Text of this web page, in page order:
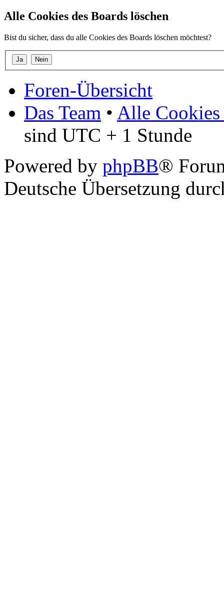
Alle Cookies des Boards löschen
Bist du sicher, dass du alle Cookies des Boards löschen möchtest?
Foren-Übersicht
Das Team • Alle Cookies
sind UTC + 1 Stunde
Powered by phpBB®
Deutsche Übersetzung